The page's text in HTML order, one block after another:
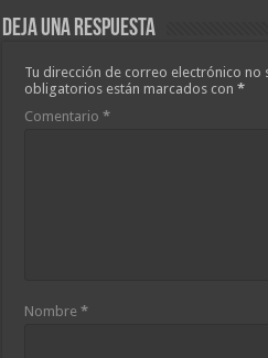
Deja una respuesta
Tu dirección de correo electrónico no
obligatorios están marcados con*
Comentario*
Nombre*